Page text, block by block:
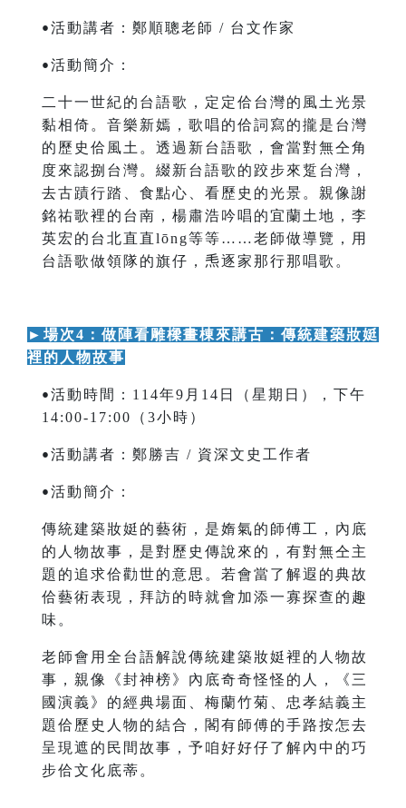
•活動講者：鄭順聰老師 / 台文作家
•活動簡介：
二十一世紀的台語歌，定定佮台灣的風土光景
黏相倚。音樂新嫣，歌唱的佮詞寫的攏是台灣
的歷史佮風土。透過新台語歌，會當對無仝角
度來認捌台灣。綴新台語歌的跤步來踅台灣，
去古蹟行踏、食點心、看歷史的光景。親像謝
銘祐歌裡的台南，楊肅浩吟唱的宜蘭土地，李
英宏的台北直直lōng等等……老師做導覽，用
台語歌做領隊的旗仔，𤆬逐家那行那唱歌。
► 場次4：做陣看雕樑畫棟來講古：傳統建築妝娗
裡的人物故事
•活動時間：114年9月14日（星期日），下午
14:00-17:00（3小時）
•活動講者：鄭勝吉 / 資深文史工作者
•活動簡介：
傳統建築妝娗的藝術，是媠氣的師傅工，內底
的人物故事，是對歷史傳說來的，有對無仝主
題的追求佮勸世的意思。若會當了解遐的典故
佮藝術表現，拜訪的時就會加添一寡探查的趣
味。
老師會用全台語解說傳統建築妝娗裡的人物故
事，親像《封神榜》內底奇奇怪怪的人，《三
國演義》的經典場面、梅蘭竹菊、忠孝結義主
題佮歷史人物的結合，閣有師傅的手路按怎去
呈現遮的民間故事，予咱好好仔了解內中的巧
步佮文化底蒂。